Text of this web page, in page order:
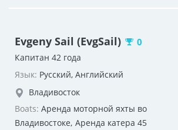
Evgeny Sail (EvgSail) 0
Капитан 42 года
Язык: Русский, Английский
Владивосток
Boats: Аренда моторной яхты во
Владивостоке, Аренда катера 45